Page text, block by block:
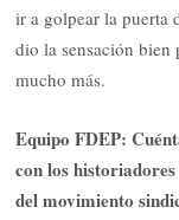
ir a golpear la puerta
dio la sensación bien
mucho más.
Equipo FDEP:
con los
del movimiento